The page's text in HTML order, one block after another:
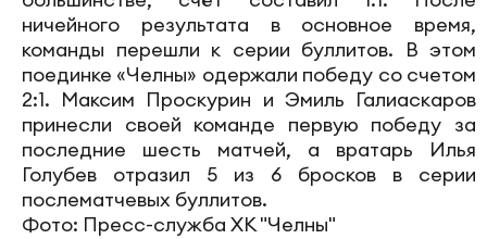
ничейного результата в основное время,
команды перешли к серии буллитов. В этом
поединке «Челны» одержали победу со счетом
2:1. Максим Проскурин и Эмиль Галиаскаров
принесли своей команде первую победу за
последние шесть матчей, а вратарь Илья
Голубев отразил 5 из 6 бросков в серии
послематчевых буллитов.
Фото: Пресс-служба ХК "Челны"